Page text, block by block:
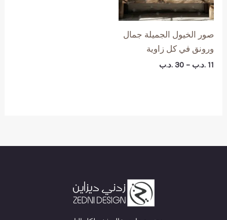
صور الخيول الجميلة جمال
ورونق في كل زاوية
11 .د.ب –
30 .د.ب